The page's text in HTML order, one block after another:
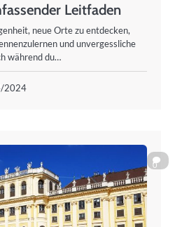
Leitfaden
neue Orte zu entdecken,
und unvergessliche
während du…
2024
0